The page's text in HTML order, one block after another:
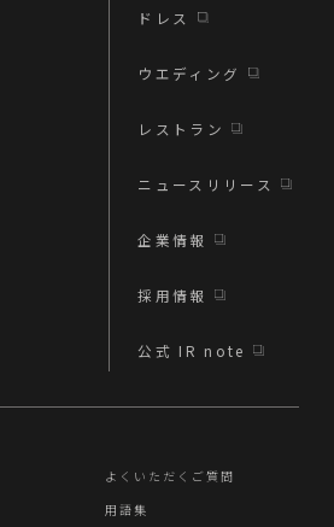
ドレス
ウエディング
レストラン
ニュースリリース
企業情報
採用情報
公式 IR note
よくいただくご質問
用語集